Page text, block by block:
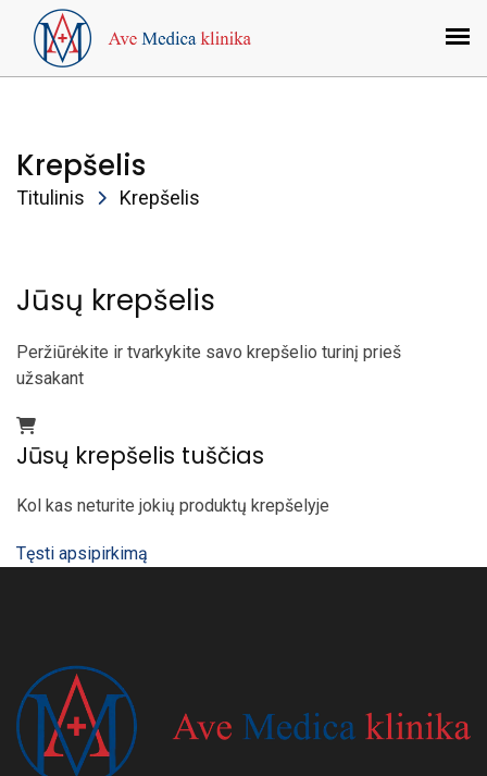
Krepšelis
Titulinis Krepšelis
Jūsų krepšelis
Peržiūrėkite ir tvarkykite savo krepšelio turinį prieš
užsakant
Jūsų krepšelis tuščias
Kol kas neturite jokių produktų krepšelyje
Tęsti apsipirkimą